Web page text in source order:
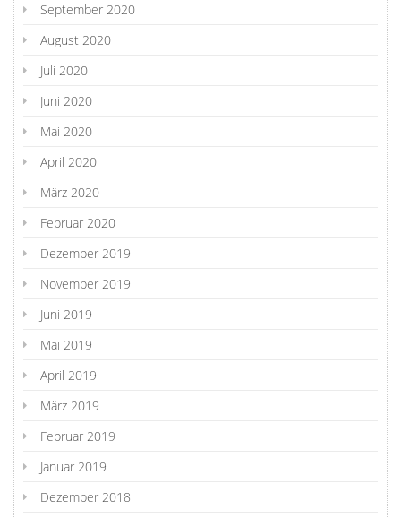
September 2020
August 2020
Juli 2020
Juni 2020
Mai 2020
April 2020
März 2020
Februar 2020
Dezember 2019
November 2019
Juni 2019
Mai 2019
April 2019
März 2019
Februar 2019
Januar 2019
Dezember 2018